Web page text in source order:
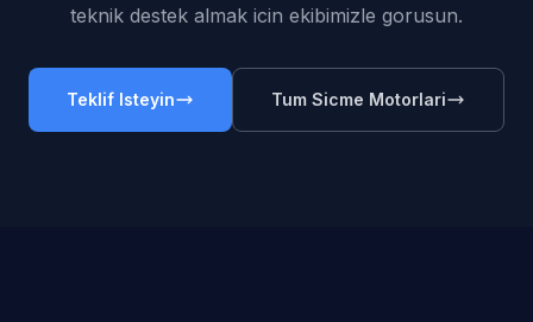
teknik destek almak icin ekibimizle gorusun.
Teklif Isteyin Tum Sicme Motorlari